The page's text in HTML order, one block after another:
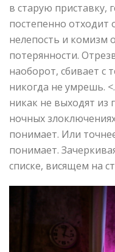
в старую приставку,
постепенно отходит
нелепость и комизм
потерянности.
наоборот, сбивает с
никогда не умрешь.
никак не выходят из
ночных
понимает. Или
понимает.
списке, висящем на